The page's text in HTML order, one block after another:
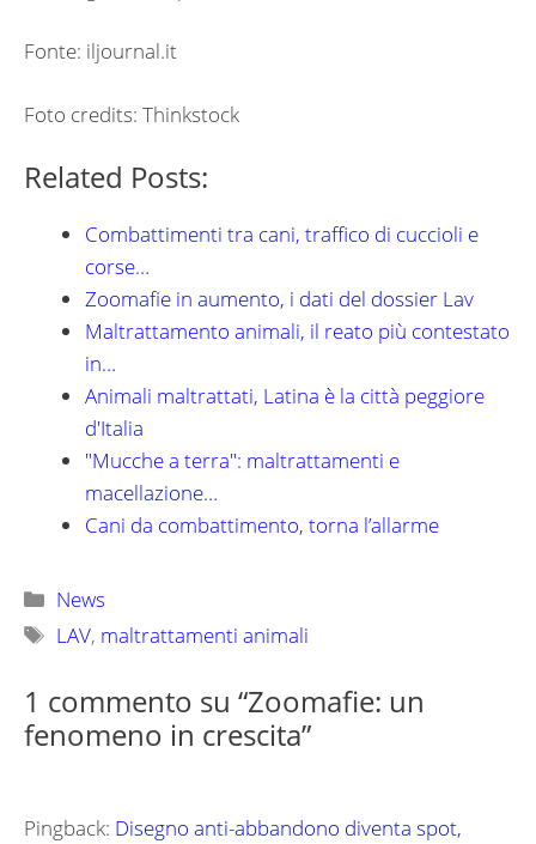
Fonte: iljournal.it
Foto credits: Thinkstock
Related Posts:
Combattimenti tra cani, traffico di cuccioli e
corse…
Zoomafie in aumento, i dati del dossier Lav
Maltrattamento animali, il reato più contestato
in…
Animali maltrattati, Latina è la città peggiore
d'Italia
"Mucche a terra": maltrattamenti e
macellazione…
Cani da combattimento, torna l’allarme
Categorie
News
Tag
LAV, maltrattamenti animali
1 commento su “Zoomafie: un
fenomeno in crescita”
Pingback: Disegno anti-abbandono diventa spot,